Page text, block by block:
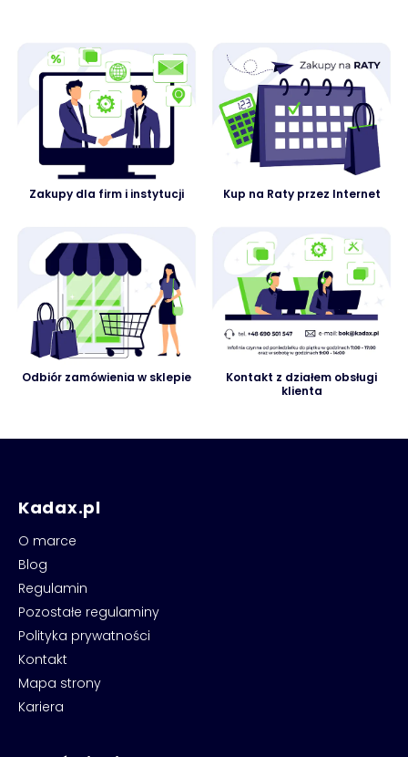
Zakupy dla firm i instytucji Kup na Raty przez Internet
Odbiór zamówienia w sklepie
Kontakt z działem obsługi
klienta
Kadax.pl
O marce
Blog
Regulamin
Pozostałe regulaminy
Polityka prywatności
Kontakt
Mapa strony
Kariera